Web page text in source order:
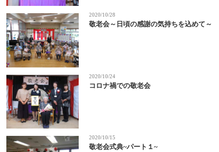
2020/10/28
敬老会～日頃の感謝の気持ちを込めて～
2020/10/24
コロナ禍での敬老会
2020/10/15
敬老会式典~パート１~